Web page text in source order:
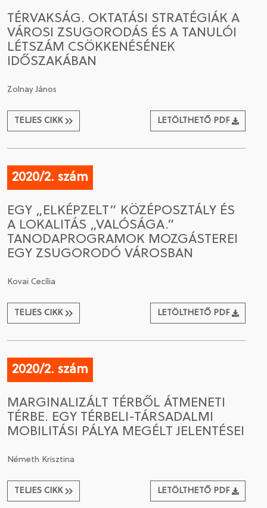
TÉRVAKSÁG. OKTATÁSI STRATÉGIÁK A
VÁROSI ZSUGORODÁS ÉS A TANULÓI
LÉTSZÁM CSÖKKENÉSÉNEK
IDŐSZAKÁBAN
Zolnay János
TELJES CIKK LETÖLTHETŐ PDF
2020/2. szám
EGY „ELKÉPZELT” KÖZÉPOSZTÁLY ÉS
A LOKALITÁS „VALÓSÁGA.”
TANODAPROGRAMOK MOZGÁSTEREI
EGY ZSUGORODÓ VÁROSBAN
Kovai Cecília
TELJES CIKK LETÖLTHETŐ PDF
2020/2. szám
MARGINALIZÁLT TÉRBŐL ÁTMENETI
TÉRBE. EGY TÉRBELI-TÁRSADALMI
MOBILITÁSI PÁLYA MEGÉLT JELENTÉSEI
Németh Krisztina
TELJES CIKK LETÖLTHETŐ PDF